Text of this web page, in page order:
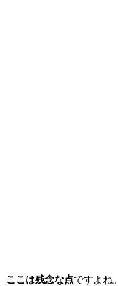
ここは残念な点ですよね。